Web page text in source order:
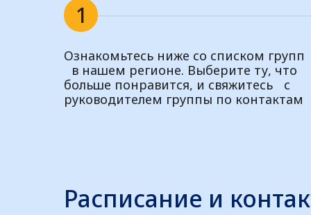
Ознакомьтесь ниже со списком групп
в нашем регионе. Выберите ту, что
больше понравится, и свяжитесь с
руководителем группы по контактам
1
Расписание и